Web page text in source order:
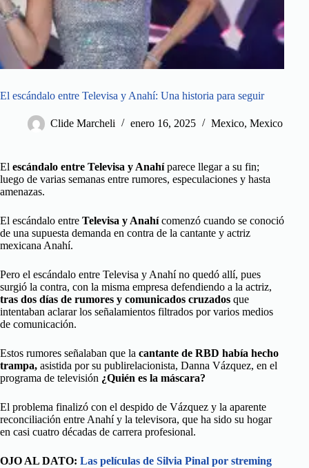
El escándalo entre Televisa y Anahí: Una historia para seguir
Clide Marcheli enero 16, 2025 Mexico, Mexico
El escándalo entre Televisa y Anahíparece llegar a su fin;
luego de varias semanas entre rumores, especulaciones y hasta
amenazas.
El escándalo entre Televisa y Anahícomenzó cuando se conoció
de una supuesta demanda en contra de la cantante y actriz
mexicana Anahí.
Pero el escándalo entre Televisa y Anahí no quedó allí, pues
surgió la contra, con la misma empresa defendiendo a la actriz,
tras dos días de rumores y comunicados cruzados que
intentaban aclarar los señalamientos filtrados por varios medios
de comunicación.
Estos rumores señalaban que la cantante de RBD había hecho
trampa, asistida por su publirelacionista, Danna Vázquez, en el
programa de televisión ¿Quién es la máscara?
El problema finalizó con el despido de Vázquez y la aparente
reconciliación entre Anahí y la televisora, que ha sido su hogar
en casi cuatro décadas de carrera profesional.
OJO AL DATO: Las películas de Silvia Pinal por streming